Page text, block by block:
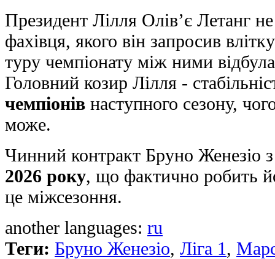
Президент Лілля Олів’є Летанг не
фахівця, якого він запросив
туру чемпіонату між ними
Головний козир Лілля -
чемпіонів наступного сезону,
може.
Чинний контракт Бруно Женезіо
2026 року, що фактично робить
це міжсезоння.
another languages: ru
Теги: Бруно Женезіо, Ліга 1,